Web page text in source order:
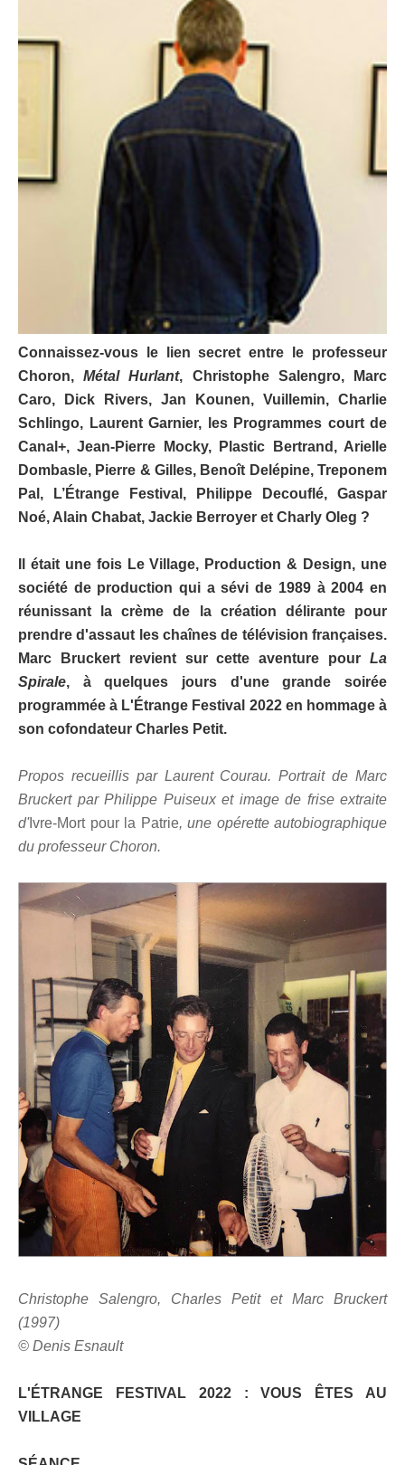
Connaissez-vous le lien secret entre le professeur
Choron,Métal Hurlant, Christophe Salengro, Marc
Caro, Dick Rivers, Jan Kounen, Vuillemin, Charlie
Schlingo, Laurent Garnier, les Programmes court de
Canal+, Jean-Pierre Mocky, Plastic Bertrand, Arielle
Dombasle, Pierre & Gilles, Benoît Delépine, Treponem
Pal, L’Étrange Festival, Philippe Decouflé, Gaspar
Noé, Alain Chabat, Jackie Berroyer et Charly Oleg ?
Il était une fois Le Village, Production & Design, une
société de production qui a sévi de 1989 à 2004 en
réunissant la crème de la création délirante pour
prendre d'assaut les chaînes de télévision françaises.
Marc Bruckert revient sur cette aventure pour La
Spirale, à quelques jours d'une grande soirée
programmée à L'Étrange Festival 2022 en hommage à
son cofondateur Charles Petit.
Propos recueillis par Laurent Courau. Portrait de Marc
Bruckert par Philippe Puiseux et image de frise extraite
d'Ivre-Mort pour la Patrie, une opérette autobiographique
du professeur Choron.
Christophe Salengro, Charles Petit et Marc Bruckert
(1997)
© Denis Esnault
L'ÉTRANGE FESTIVAL 2022 : VOUS ÊTES AU
VILLAGE